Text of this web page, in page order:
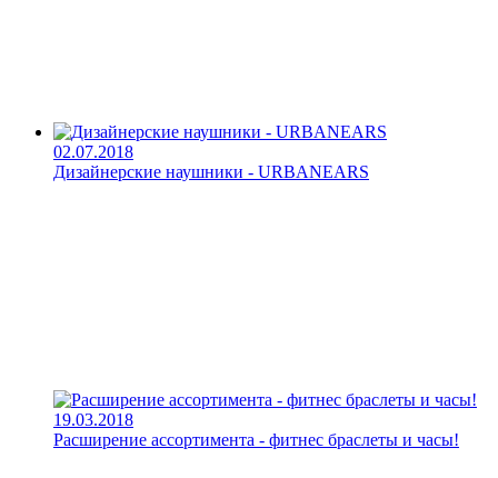
02.07.2018
Дизайнерские наушники - URBANEARS
19.03.2018
Расширение ассортимента - фитнес браслеты и часы!